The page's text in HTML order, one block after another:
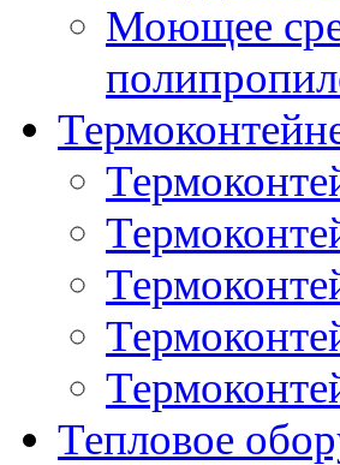
Моющее
Тепловое